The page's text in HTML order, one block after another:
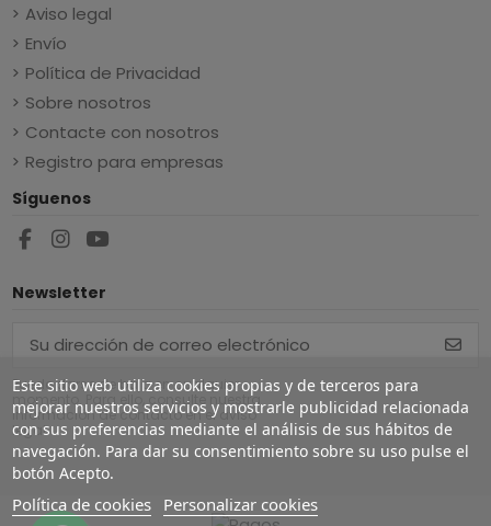
Aviso legal
Envío
Política de Privacidad
Sobre nosotros
Contacte con nosotros
Registro para empresas
Este sitio web utiliza cookies propias y de terceros para
mejorar nuestros servicios y mostrarle publicidad relacionada
con sus preferencias mediante el análisis de sus hábitos de
navegación. Para dar su consentimiento sobre su uso pulse el
botón Acepto.
Política de cookies Personalizar cookies
Síguenos
Newsletter
Puede darse de baja en cualquier
momento. Para ello, consulte nuestra
información de contacto en el aviso
legal.